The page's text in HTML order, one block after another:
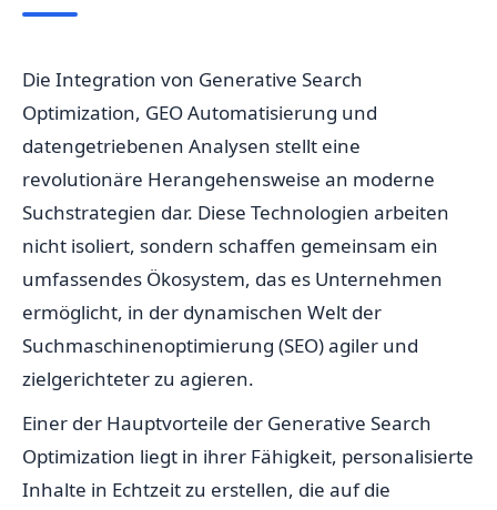
Die Integration von Generative Search
Optimization, GEO Automatisierung und
datengetriebenen Analysen stellt eine
revolutionäre Herangehensweise an moderne
Suchstrategien dar. Diese Technologien arbeiten
nicht isoliert, sondern schaffen gemeinsam ein
umfassendes Ökosystem, das es Unternehmen
ermöglicht, in der dynamischen Welt der
Suchmaschinenoptimierung (SEO) agiler und
zielgerichteter zu agieren.
Einer der Hauptvorteile der Generative Search
Optimization liegt in ihrer Fähigkeit, personalisierte
Inhalte in Echtzeit zu erstellen, die auf die